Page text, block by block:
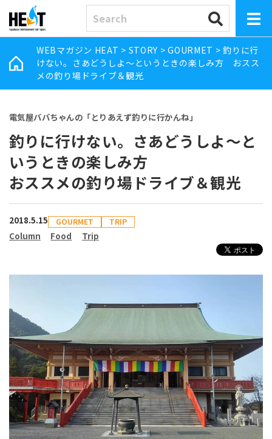
WEBマガジン HEAT > STORY >GOURMET >釣りに行
けない。さあどうしよ～というときの楽しみ方 おスス
メの釣り場ドライブ＆観光
電気屋ババちゃんの「とりあえず釣りに行かんね」
釣りに行けない。さあどうしよ～と
いうときの楽しみ方
おススメの釣り場ドライブ＆観光
2018.5.15 GOURMET TRIP
Column Food Trip